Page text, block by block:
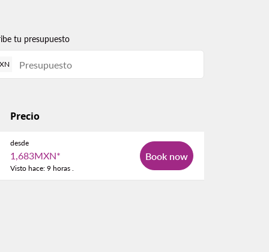
tu presupuesto
Precio
desde
1,683MXN*
Visto hace: 9 horas .
Book now